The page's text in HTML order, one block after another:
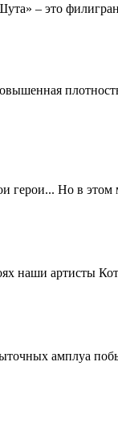
– это
герои... Но в
наши артисты
амплуа